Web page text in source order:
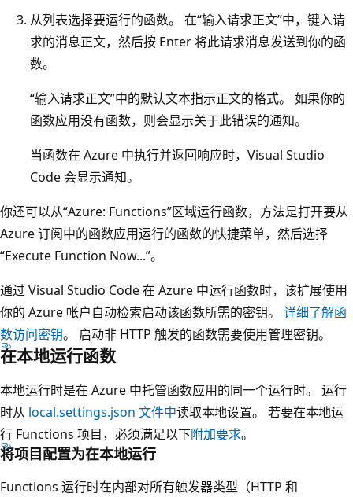
从列表选择要运行的函数。 在“输入请求正文”中，键入请
求的消息正文，然后按 Enter 将此请求消息发送到你的函
数。
“输入请求正文”中的默认文本指示正文的格式。
如果你的
函数应用没有函数，则会显示关于此错误的通知。
当函数在 Azure 中执行并返回响应时，Visual Studio
Code 会显示通知。
你还可以从“Azure: Functions”区域运行函数，方法是打开要从
Azure 订阅中的函数应用运行的函数的快捷菜单，然后选择
“Execute Function Now...”。
通过 Visual Studio Code 在 Azure 中运行函数时，该扩展使用
你的 Azure 帐户自动检索启动该函数所需的密钥。 详细了解函
数访问密钥。 启动非 HTTP 触发的函数需要使用管理密钥。
在本地运行函数
本地运行时是在 Azure 中托管函数应用的同一个运行时。 运行
时从 local.settings.json 文件中读取本地设置。 若要在本地运
行 Functions 项目，必须满足以下附加要求。
将项目配置为在本地运行
Functions 运行时在内部对所有触发器类型（HTTP 和